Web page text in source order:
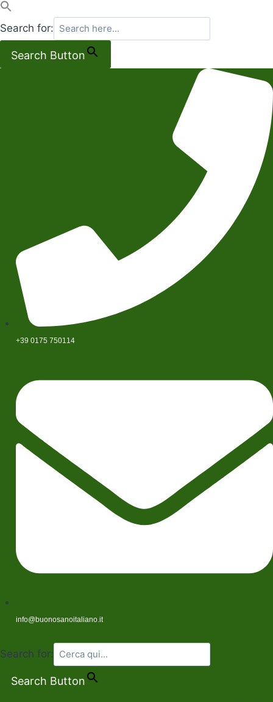
Search for:
Search Button
+39 0175 750114
info@buonosanoitaliano.it
Search for:
Search Button